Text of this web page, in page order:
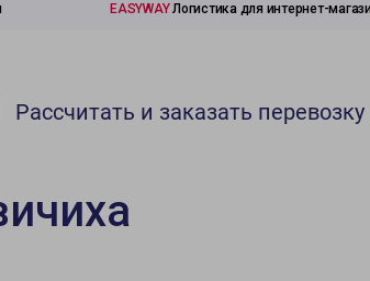
EASYWAYЛогистика для интернет-
Рассчитать и заказать перевозку